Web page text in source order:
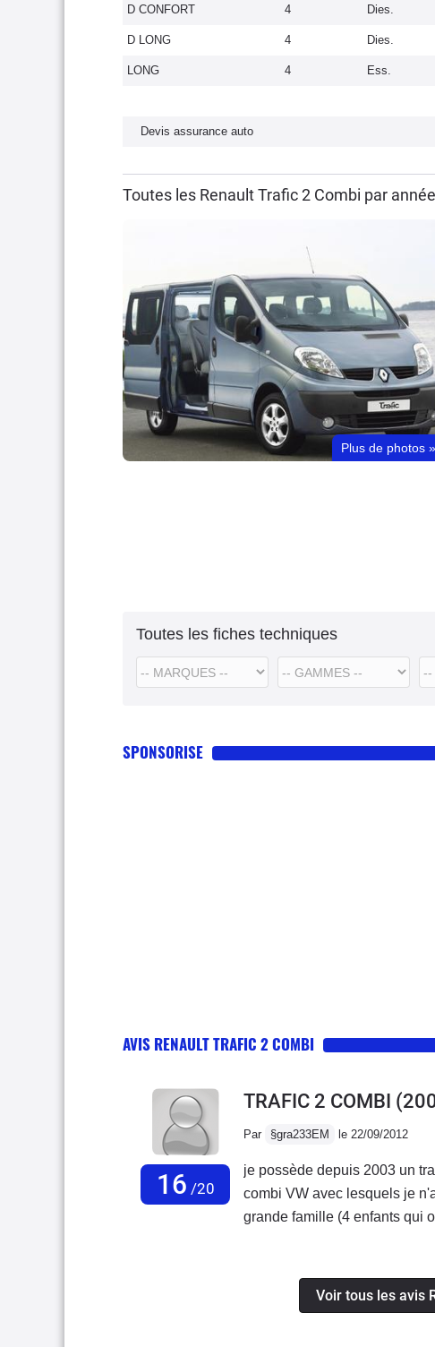
D CONFORT 4 Dies.
D LONG 4 Dies.
LONG 4 Ess.
Devis assurance auto
Toutes les Renault Trafic 2 Combi par
Plus de photos »
Toutes les fiches techniques
SPONSORISE
AVIS RENAULT TRAFIC 2 COMBI
16 /20
TRAFIC 2 COMBI
Par §gra233EM le 22/09/2012
je possède depuis 2003 un trafic combi 140 CV 8 places qui a succédé
combi VW avec lesquels je
grande famille (4 enfants qui
confortable, rapide et sûr.
usage courant, mais j'aime
Voir tous les avis